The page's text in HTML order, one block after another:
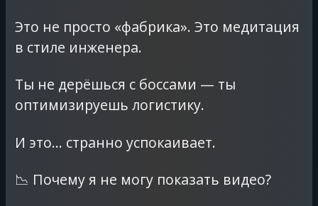
Это не просто «фабрика». Это медитация
в стиле инженера.
Ты не дерёшься с боссами — ты
оптимизируешь логистику.
И это… странно успокаивает.
📉 Почему я не могу показать видео?